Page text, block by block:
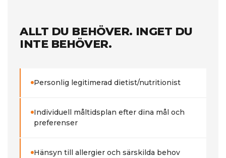
ALLT DU BEHÖVER. INGET DU
INTE BEHÖVER.
Personlig legitimerad dietist/nutritionist
Individuell måltidsplan efter dina mål och
preferenser
Hänsyn till allergier och särskilda behov